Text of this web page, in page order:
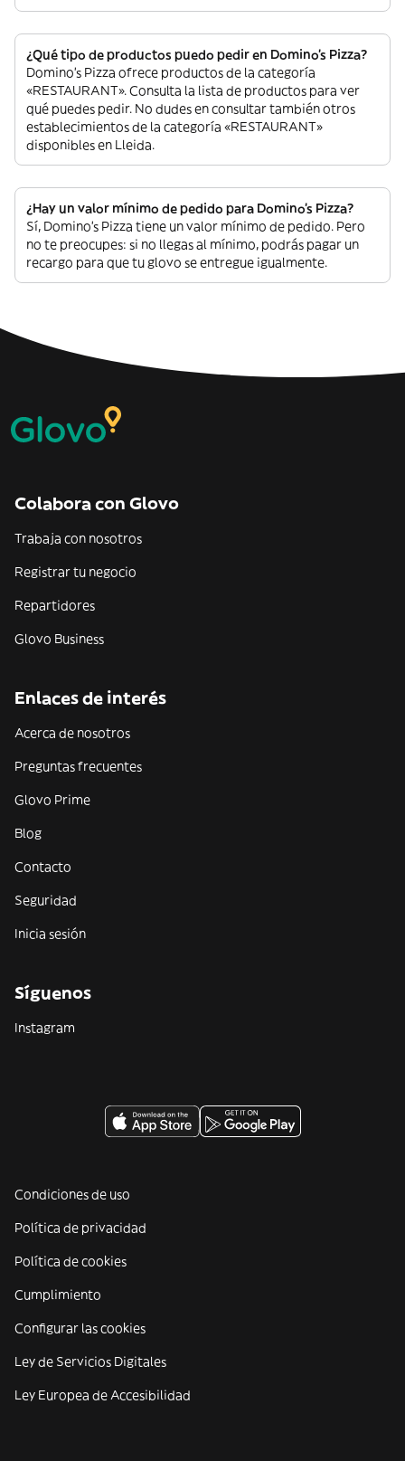
¿Qué tipo de productos puedo pedir en Domino's Pizza?
Domino's Pizza ofrece productos de la categoría
«RESTAURANT». Consulta la lista de productos para ver
qué puedes pedir. No dudes en consultar también otros
establecimientos de la categoría «RESTAURANT»
disponibles en Lleida.
¿Hay un valor mínimo de pedido para Domino's Pizza?
Sí, Domino's Pizza tiene un valor mínimo de pedido. Pero
no te preocupes: si no llegas al mínimo, podrás pagar un
recargo para que tu glovo se entregue igualmente.
Colabora con Glovo
Trabaja con nosotros
Registrar tu negocio
Repartidores
Glovo Business
Enlaces de interés
Acerca de nosotros
Preguntas frecuentes
Glovo Prime
Blog
Contacto
Seguridad
Inicia sesión
Síguenos
Instagram
Condiciones de uso
Política de privacidad
Política de cookies
Cumplimiento
Configurar las cookies
Ley de Servicios Digitales
Ley Europea de Accesibilidad